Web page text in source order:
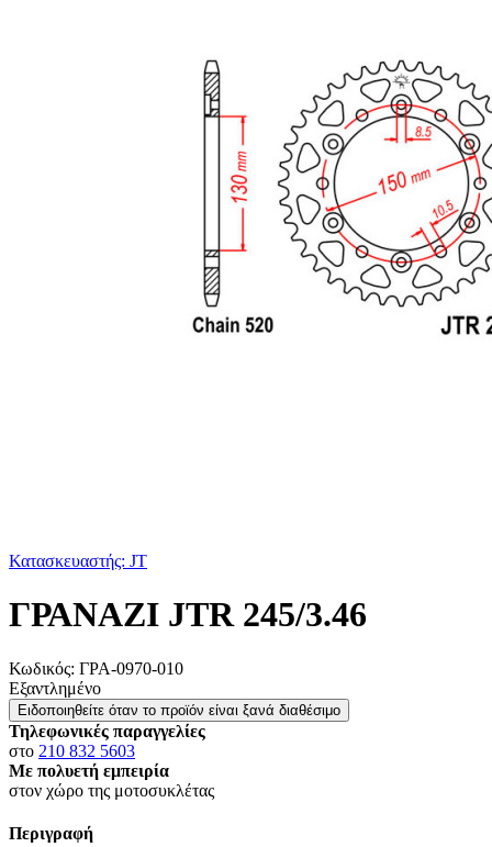
Κατασκευαστής: JT
ΓΡΑΝΑΖΙ JTR 245/3.46
Κωδικός: ΓΡΑ-0970-010
Εξαντλημένο
Ειδοποιηθείτε όταν το προϊόν είναι ξανά διαθέσιμο
Τηλεφωνικές παραγγελίες
στο 210 832 5603
Με πολυετή εμπειρία
στον χώρο της μοτοσυκλέτας
Περιγραφή